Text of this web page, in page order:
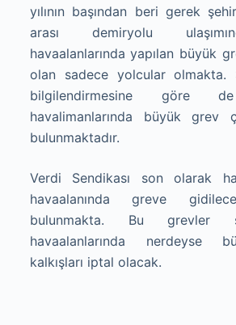
yılının başından beri gerek
arası demiryolu
havaalanlarında yapılan büyük
olan sadece yolcular olmakta.
bilgilendirmesine göre de
havalimanlarında büyük grev
bulunmaktadır.
Verdi Sendikası son olarak
havaalanında greve
bulunmakta. Bu grevler
havaalanlarında nerdeyse
kalkışları iptal olacak.